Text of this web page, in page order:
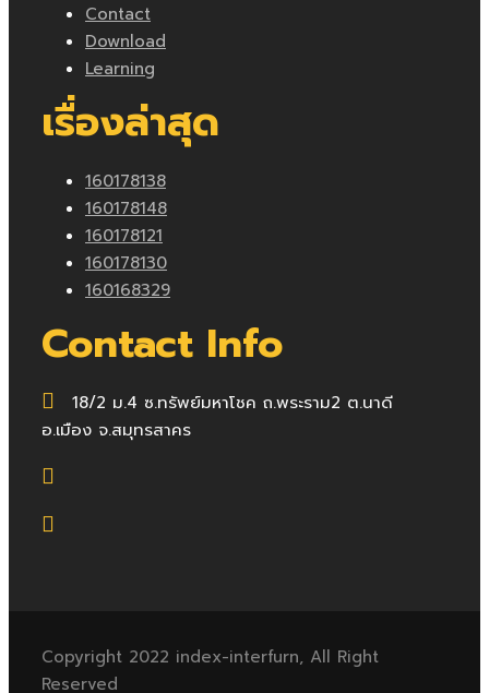
Contact
Download
Learning
เรื่องล่าสุด
160178138
160178148
160178121
160178130
160168329
Contact Info
18/2 ม.4 ซ.ทรัพย์มหาโชค ถ.พระราม2 ต.นาดี
อ.เมือง จ.สมุทรสาคร
Copyright 2022 index-interfurn, All Right
Reserved